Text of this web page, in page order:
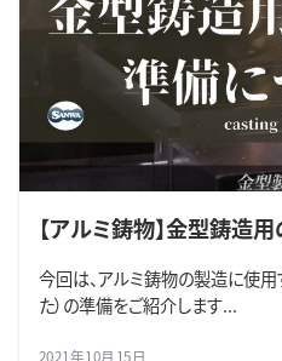
【アルミ鋳物】金型鋳造
今回は、アルミ鋳物の製造に使
た）の準備をご紹介します...
2021年10月15日